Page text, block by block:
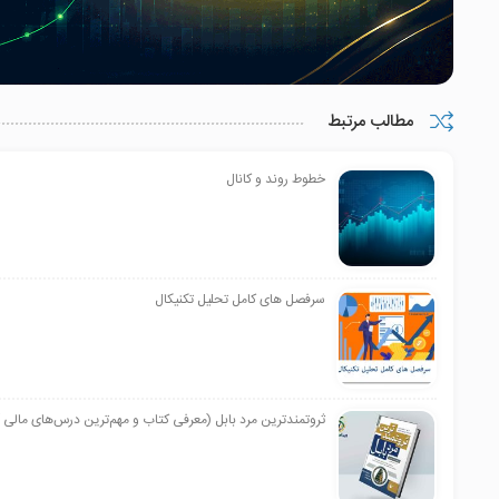
مطالب مرتبط
خطوط روند و کانال
سرفصل های کامل تحلیل تکنیکال
ثروتمندترین مرد بابل (معرفی کتاب و مهم‌ترین درس‌های